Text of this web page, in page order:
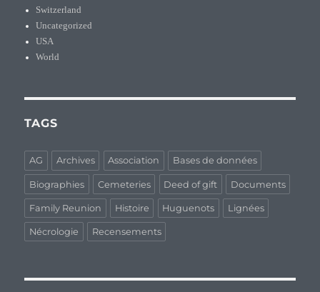
Switzerland
Uncategorized
USA
World
TAGS
AG Archives Association Bases de données
Biographies Cemeteries Deed of gift Documents
Family Reunion Histoire Huguenots Lignées
Nécrologie Recensements